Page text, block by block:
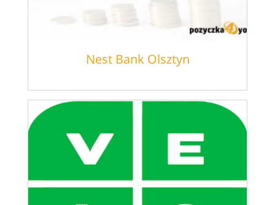
Nest Bank Olsztyn